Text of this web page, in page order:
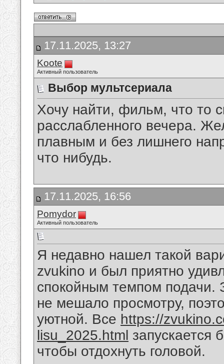
17.11.2025, 13:27
Koote
Активный пользователь
Выбор мультсериала
Хочу найти, фильм, что то
расслабленного вечера.
плавным и без лишнего
что нибудь.
17.11.2025, 16:56
Pomydor
Активный пользователь
Я недавно нашел такой
zvukino и был приятно
спокойным темпом подачи.
не мешало просмотру,
уютной. Все https://
lisu_2025.html запускается
чтобы отдохнуть головой.